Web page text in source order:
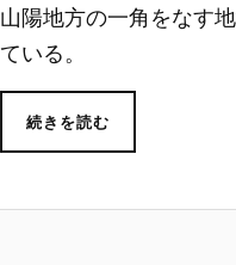
山陽地方の一角をなす
ている。
続きを読む